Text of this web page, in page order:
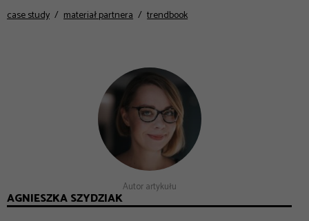
case study materiał partnera trendbook
Autor artykułu
AGNIESZKA SZYDZIAK